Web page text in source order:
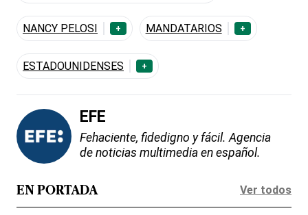
NANCY PELOSI + MANDATARIOS +
ESTADOUNIDENSES +
EFE
Fehaciente, fidedigno y fácil. Agencia
de noticias multimedia en español.
EN PORTADA Ver todos